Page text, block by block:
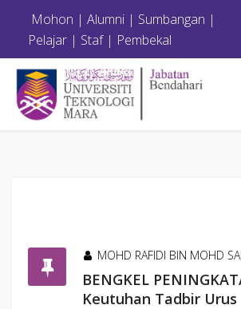
Mohon | Alumni | Sumbangan |
Pelajar | Staf| Pembekal
MOHD RAFIDI BIN MOHD
BENGKEL
Keutuhan Tadbir